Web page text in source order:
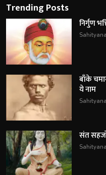
Trending Posts
निर्गुण
बाँके
ये नाम
संत